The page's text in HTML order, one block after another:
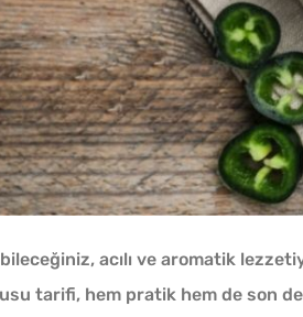
acılı ve aromatik
tarifi, hem pratik hem de son